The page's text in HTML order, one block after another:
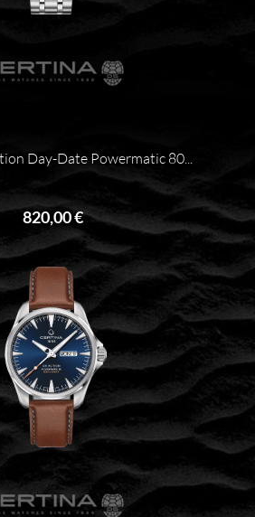
Day-Date Powermatic 80...
820,00 €